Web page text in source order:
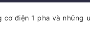
điện 1 pha và những